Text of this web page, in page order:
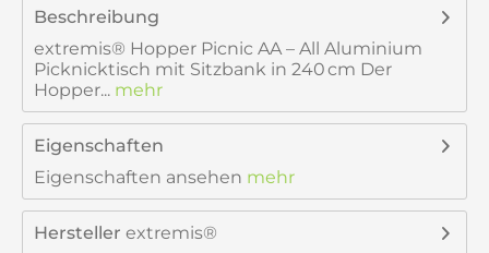
Beschreibung
extremis® Hopper Picnic AA – All Aluminium
Picknicktisch mit Sitzbank in 240 cm Der
Hopper... mehr
Eigenschaften
Eigenschaften ansehen mehr
Hersteller extremis®